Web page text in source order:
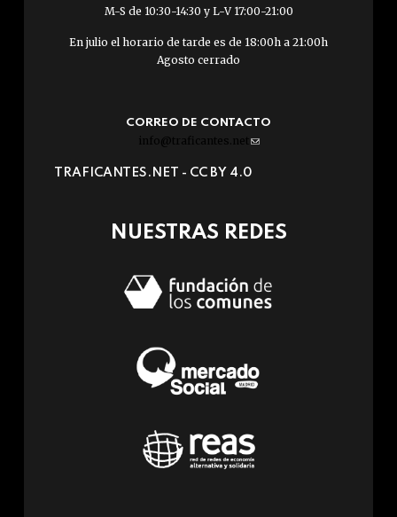
M-S de 10:30-14:30 y L-V 17:00-21:00
En julio el horario de tarde es de 18:00h a 21:00h
Agosto cerrado
CORREO DE CONTACTO
info@traficantes.net (link
e-
TRAFICANTES.NET - CC BY 4.0
NUESTRAS REDES